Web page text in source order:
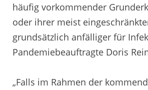
häufig vorkommender
oder ihrer meist
grundsätzlich anfälliger für
Pandemiebeauftragte Doris
„Falls im Rahmen der